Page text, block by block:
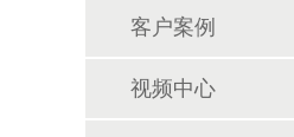
客户案例
视频中心